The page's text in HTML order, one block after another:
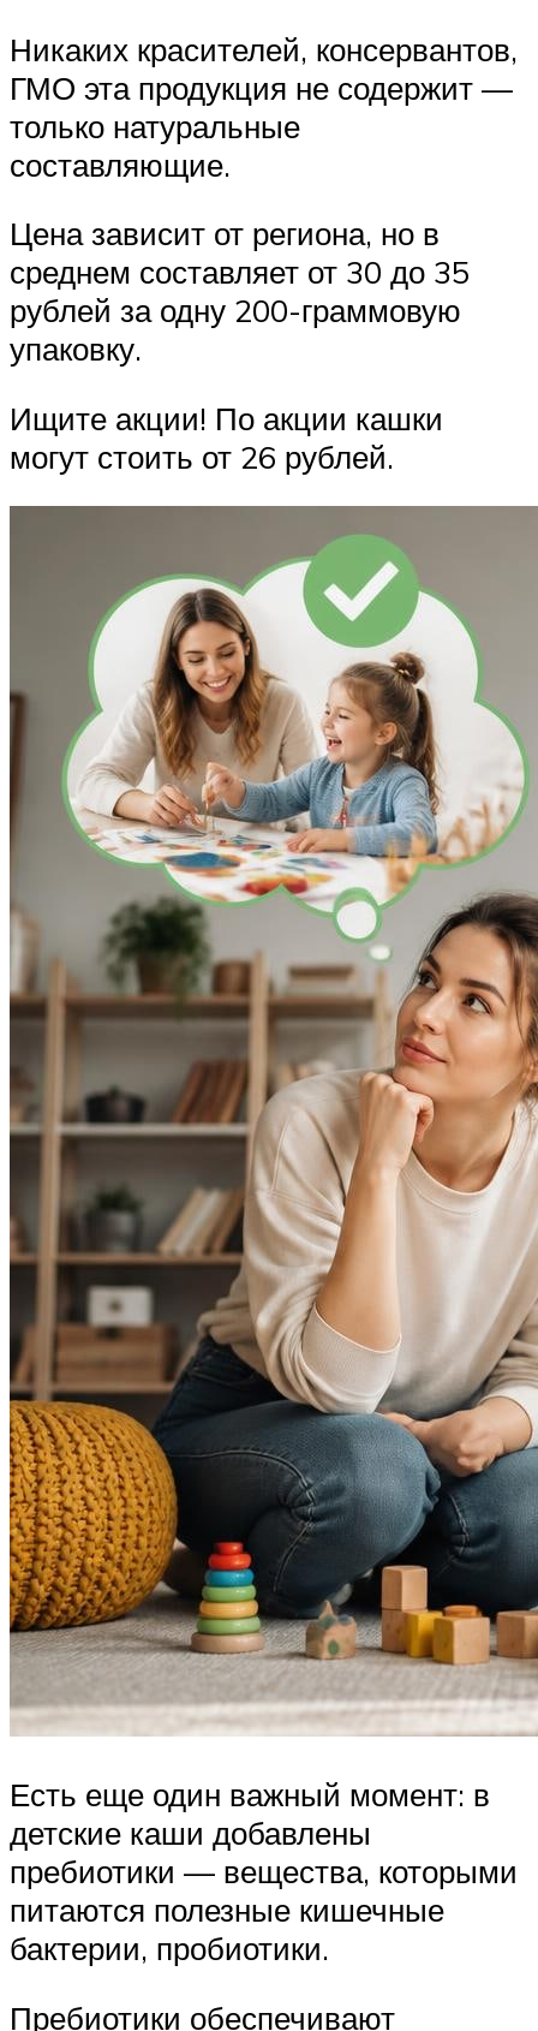
Никаких красителей, консервантов,
ГМО эта продукция не содержит —
только натуральные
составляющие.
Цена зависит от региона, но в
среднем составляет от 30 до 35
рублей за одну 200-граммовую
упаковку.
Ищите акции! По акции кашки
могут стоить от 26 рублей.
Есть еще один важный момент: в
детские каши добавлены
пребиотики — вещества, которыми
питаются полезные кишечные
бактерии, пробиотики.
Пребиотики обеспечивают